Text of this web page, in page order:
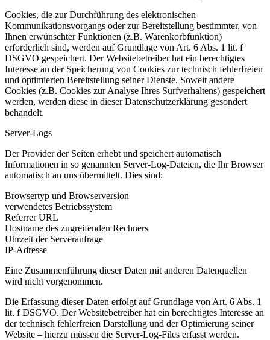
Cookies, die zur Durchführung des elektronischen
Kommunikationsvorgangs oder zur Bereitstellung bestimmter, von
Ihnen erwünschter Funktionen (z.B. Warenkorbfunktion)
erforderlich sind, werden auf Grundlage von Art. 6 Abs. 1 lit. f
DSGVO gespeichert. Der Websitebetreiber hat ein berechtigtes
Interesse an der Speicherung von Cookies zur technisch fehlerfreien
und optimierten Bereitstellung seiner Dienste. Soweit andere
Cookies (z.B. Cookies zur Analyse Ihres Surfverhaltens) gespeichert
werden, werden diese in dieser Datenschutzerklärung gesondert
behandelt.
Server-Logs
Der Provider der Seiten erhebt und speichert automatisch
Informationen in so genannten Server-Log-Dateien, die Ihr Browser
automatisch an uns übermittelt. Dies sind:
Browsertyp und Browserversion
verwendetes Betriebssystem
Referrer URL
Hostname des zugreifenden Rechners
Uhrzeit der Serveranfrage
IP-Adresse
Eine Zusammenführung dieser Daten mit anderen Datenquellen
wird nicht vorgenommen.
Die Erfassung dieser Daten erfolgt auf Grundlage von Art. 6 Abs. 1
lit. f DSGVO. Der Websitebetreiber hat ein berechtigtes Interesse an
der technisch fehlerfreien Darstellung und der Optimierung seiner
Website – hierzu müssen die Server-Log-Files erfasst werden.